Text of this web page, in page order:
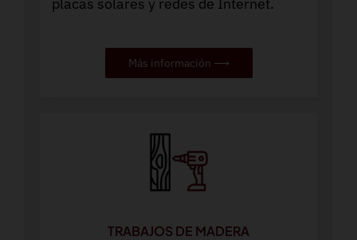
Más información ⟶
TRABAJOS DE MADERA